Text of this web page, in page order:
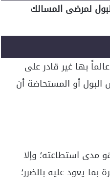
لمرضى المسالك
بها غير قادر على
أو المستحاضة أن
استطاعته؛ وإلا
يعود عليه بالضرر؛